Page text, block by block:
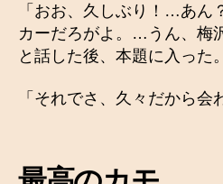
「おお、久しぶり！…あん
カーだろがよ。…うん、梅
と話した後、本題に入った。
「それでさ、久々だから会